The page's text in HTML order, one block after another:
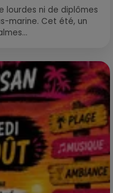
lourdes ni de diplômes
marine. Cet été, un